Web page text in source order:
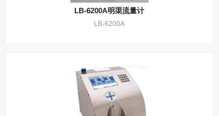
LB-6200A明渠流量计
LB-6200A